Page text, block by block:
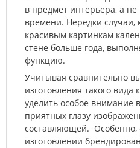
в предмет интерьера, а
времени. Нередки случаи,
красивым картинкам
стене больше года,
функцию.
Учитывая сравнительно
изготовления такого вида
уделить особое внимание
приятных глазу
составляющей. Особенно,
изготовлении